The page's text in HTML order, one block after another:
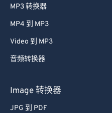
MP3 转换器
MP4 到 MP3
Video 到 MP3
音频转换器
Image 转换器
JPG 到 PDF